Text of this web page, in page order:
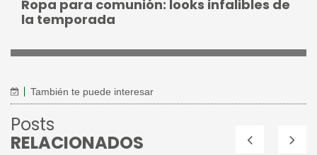
Ropa para comunión: looks infalibles de
la temporada
También te puede interesar
Posts
RELACIONADOS